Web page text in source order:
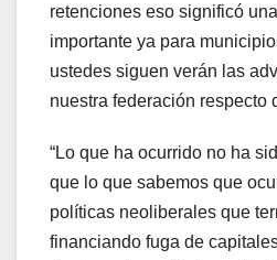
retenciones eso significó
importante ya para
ustedes siguen verán las
nuestra federación respecto
“Lo que ha ocurrido no ha
que lo que sabemos que
políticas neoliberales que
financiando fuga de